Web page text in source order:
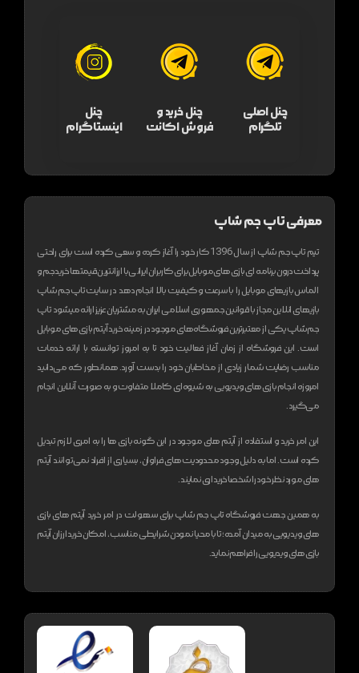
چنل اصلی
تلگرام
چنل خرید و
فروش اکانت
چنل
اینستاگرام
معرفی تاپ جم شاپ
تیم تاپ جم شاپ از سال 1396 کار خود را آغاز کرده و سعی کرده است برای راحتی
پرداخت درون برنامه ای بازی های موبایل برای کاربران ایرانی با ارزانترین قیمتها خرید جم و
الماس بازیهای موبایل را با سرعت و کیفیت بالا انجام دهد در سایت تاپ جم شاپ
بازیهای انلاین مجاز با قوانین جمهوری اسلامی ایران به مشتریان عزیز ارائه میشودتاپ
جم شاپ یکی از معتبر‌ترین فروشگاه های موجود در زمینه خرید آیتم بازی های موبایل
است. این فروشگاه از زمان آغاز فعالیت خود تا به امروز توانسته با ارائه خدمات
مناسب رضایت شمار زیادی از مخاطبان خود را بدست آورد. همانطور که می‌دانید
امروزه انجام بازی های ویدیویی به شیوه‌ای کاملا متفاوت و به صورت آنلاین انجام
می‌گیرد.
این امر خرید و استفاده از آیتم های موجود در این گونه بازی ها را به امری لازم تبدیل
کرده است. اما به دلیل وجود محدودیت های فراوان، بسیاری از افراد نمی‌توانند آیتم
های مورد نظر خود را شخصا خریداری نمایند.
به همین جهت فروشگاه تاپ جم شاپ برای سهولت در امر خرید آیتم های بازی
های ویدیویی به میدان آمده؛ تا با محیا نمودن شرایطی مناسب، امکان خرید ارزان آیتم
بازی های ویدیویی را فراهم نماید.